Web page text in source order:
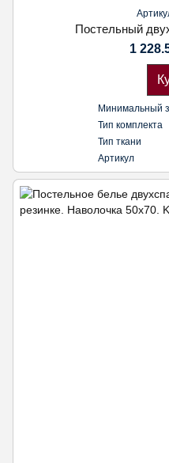
Постельный
1
Минимальный
Тип комплекта
Тип ткани
Артикул